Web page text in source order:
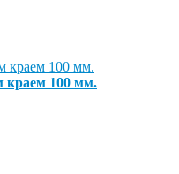
100 мм.